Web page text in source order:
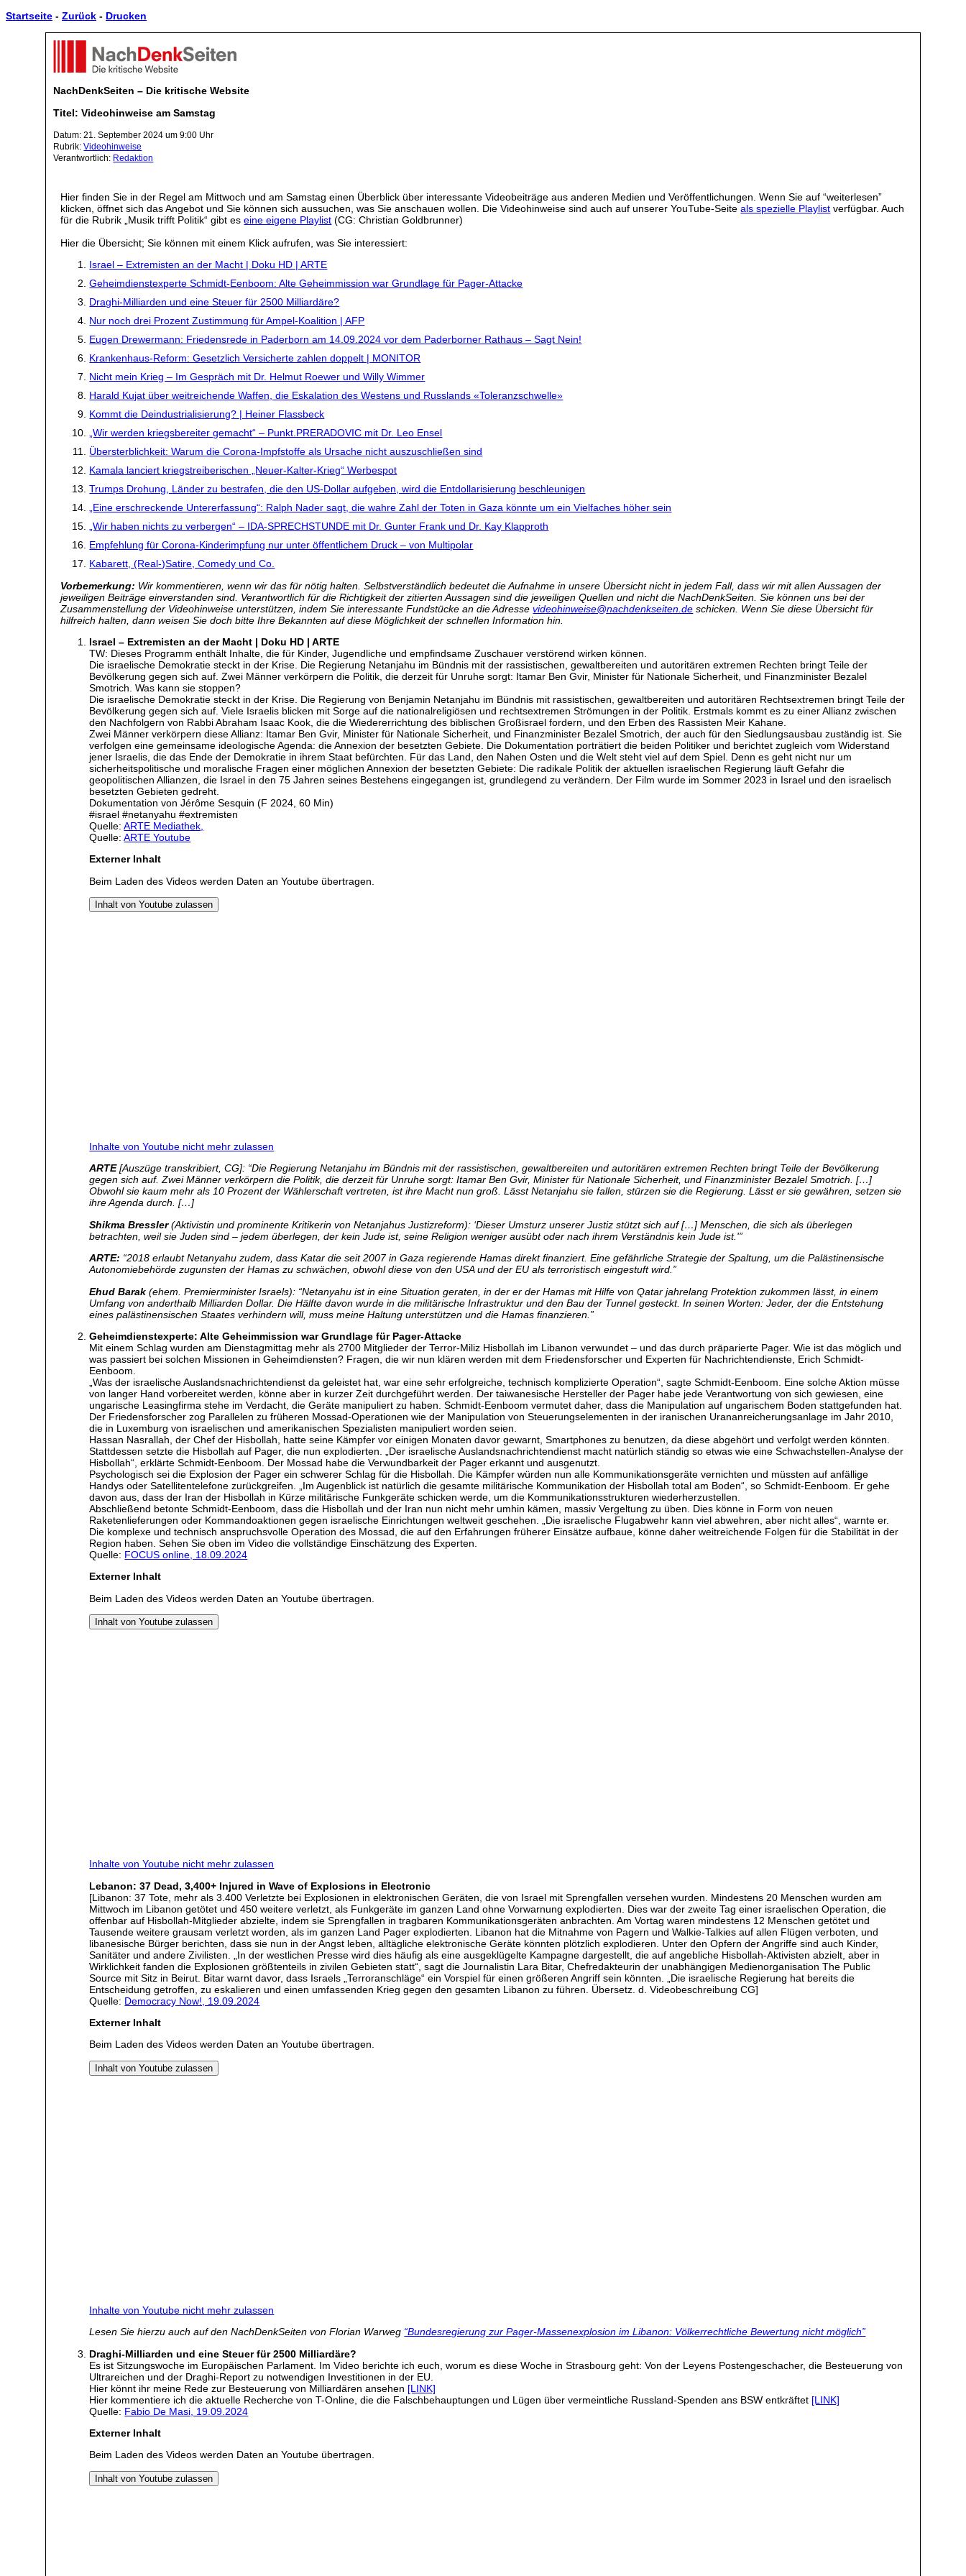
Startseite - Zurück - Drucken
NachDenkSeiten – Die kritische Website
Titel: Videohinweise am Samstag
Datum: 21. September 2024 um 9:00 Uhr
Rubrik:Videohinweise
Verantwortlich: Redaktion
Hier finden Sie in der Regel am Mittwoch und am Samstag einen Überblick über interessante Videobeiträge aus anderen Medien und Veröffentlichungen. Wenn Sie auf “weiterlesen”
klicken, öffnet sich das Angebot und Sie können sich aussuchen, was Sie anschauen wollen. Die Videohinweise sind auch auf unserer YouTube-Seiteals spezielle Playlist verfügbar. Auch
für die Rubrik „Musik trifft Politik“ gibt eseine eigene Playlist (CG: Christian Goldbrunner)
Hier die Übersicht; Sie können mit einem Klick aufrufen, was Sie interessiert:
Israel – Extremisten an der Macht | Doku HD | ARTE
Geheimdienstexperte Schmidt-Eenboom: Alte Geheimmission war Grundlage für Pager-Attacke
Draghi-Milliarden und eine Steuer für 2500 Milliardäre?
Nur noch drei Prozent Zustimmung für Ampel-Koalition | AFP
Eugen Drewermann: Friedensrede in Paderborn am 14.09.2024 vor dem Paderborner Rathaus – Sagt Nein!
Krankenhaus-Reform: Gesetzlich Versicherte zahlen doppelt | MONITOR
Nicht mein Krieg – Im Gespräch mit Dr. Helmut Roewer und Willy Wimmer
Harald Kujat über weitreichende Waffen, die Eskalation des Westens und Russlands «Toleranzschwelle»
Kommt die Deindustrialisierung? | Heiner Flassbeck
„Wir werden kriegsbereiter gemacht“ – Punkt.PRERADOVIC mit Dr. Leo Ensel
Übersterblichkeit: Warum die Corona-Impfstoffe als Ursache nicht auszuschließen sind
Kamala lanciert kriegstreiberischen „Neuer-Kalter-Krieg“ Werbespot
Trumps Drohung, Länder zu bestrafen, die den US-Dollar aufgeben, wird die Entdollarisierung beschleunigen
„Eine erschreckende Untererfassung“: Ralph Nader sagt, die wahre Zahl der Toten in Gaza könnte um ein Vielfaches höher sein
„Wir haben nichts zu verbergen“ – IDA-SPRECHSTUNDE mit Dr. Gunter Frank und Dr. Kay Klapproth
Empfehlung für Corona-Kinderimpfung nur unter öffentlichem Druck – von Multipolar
Kabarett, (Real-)Satire, Comedy und Co.
Vorbemerkung: Wir kommentieren, wenn wir das für nötig halten. Selbstverständlich bedeutet die Aufnahme in unsere Übersicht nicht in jedem Fall, dass wir mit allen Aussagen der
jeweiligen Beiträge einverstanden sind. Verantwortlich für die Richtigkeit der zitierten Aussagen sind die jeweiligen Quellen und nicht die NachDenkSeiten. Sie können uns bei der
Zusammenstellung der Videohinweise unterstützen, indem Sie interessante Fundstücke an die Adressevideohinweise@nachdenkseiten.de schicken. Wenn Sie diese Übersicht für
hilfreich halten, dann weisen Sie doch bitte Ihre Bekannten auf diese Möglichkeit der schnellen Information hin.
Israel – Extremisten an der Macht | Doku HD | ARTE
TW: Dieses Programm enthält Inhalte, die für Kinder, Jugendliche und empfindsame Zuschauer verstörend wirken können.
Die israelische Demokratie steckt in der Krise. Die Regierung Netanjahu im Bündnis mit der rassistischen, gewaltbereiten und autoritären extremen Rechten bringt Teile der
Bevölkerung gegen sich auf. Zwei Männer verkörpern die Politik, die derzeit für Unruhe sorgt: Itamar Ben Gvir, Minister für Nationale Sicherheit, und Finanzminister Bezalel
Smotrich. Was kann sie stoppen?
Die israelische Demokratie steckt in der Krise. Die Regierung von Benjamin Netanjahu im Bündnis mit rassistischen, gewaltbereiten und autoritären Rechtsextremen bringt Teile der
Bevölkerung gegen sich auf. Viele Israelis blicken mit Sorge auf die nationalreligiösen und rechtsextremen Strömungen in der Politik. Erstmals kommt es zu einer Allianz zwischen
den Nachfolgern von Rabbi Abraham Isaac Kook, die die Wiedererrichtung des biblischen Großisrael fordern, und den Erben des Rassisten Meir Kahane.
Zwei Männer verkörpern diese Allianz: Itamar Ben Gvir, Minister für Nationale Sicherheit, und Finanzminister Bezalel Smotrich, der auch für den Siedlungsausbau zuständig ist. Sie
verfolgen eine gemeinsame ideologische Agenda: die Annexion der besetzten Gebiete. Die Dokumentation porträtiert die beiden Politiker und berichtet zugleich vom Widerstand
jener Israelis, die das Ende der Demokratie in ihrem Staat befürchten. Für das Land, den Nahen Osten und die Welt steht viel auf dem Spiel. Denn es geht nicht nur um
sicherheitspolitische und moralische Fragen einer möglichen Annexion der besetzten Gebiete: Die radikale Politik der aktuellen israelischen Regierung läuft Gefahr die
geopolitischen Allianzen, die Israel in den 75 Jahren seines Bestehens eingegangen ist, grundlegend zu verändern. Der Film wurde im Sommer 2023 in Israel und den israelisch
besetzten Gebieten gedreht.
Dokumentation von Jérôme Sesquin (F 2024, 60 Min)
#israel #netanyahu #extremisten
Quelle:ARTE Mediathek,
Quelle:ARTE Youtube
Externer Inhalt
Beim Laden des Videos werden Daten an Youtube übertragen.
Inhalt von Youtube zulassen
Inhalte von Youtube nicht mehr zulassen
ARTE[Auszüge transkribiert, CG]: “Die Regierung Netanjahu im Bündnis mit der rassistischen, gewaltbereiten und autoritären extremen Rechten bringt Teile der Bevölkerung
gegen sich auf. Zwei Männer verkörpern die Politik, die derzeit für Unruhe sorgt: Itamar Ben Gvir, Minister für Nationale Sicherheit, und Finanzminister Bezalel Smotrich. […]
Obwohl sie kaum mehr als 10 Prozent der Wählerschaft vertreten, ist ihre Macht nun groß. Lässt Netanjahu sie fallen, stürzen sie die Regierung. Lässt er sie gewähren, setzen sie
ihre Agenda durch. […]
Shikma Bressler(Aktivistin und prominente Kritikerin von Netanjahus Justizreform): ‘Dieser Umsturz unserer Justiz stützt sich auf […] Menschen, die sich als überlegen
betrachten, weil sie Juden sind – jedem überlegen, der kein Jude ist, seine Religion weniger ausübt oder nach ihrem Verständnis kein Jude ist.'”
ARTE: “2018 erlaubt Netanyahu zudem, dass Katar die seit 2007 in Gaza regierende Hamas direkt finanziert. Eine gefährliche Strategie der Spaltung, um die Palästinensische
Autonomiebehörde zugunsten der Hamas zu schwächen, obwohl diese von den USA und der EU als terroristisch eingestuft wird.”
Ehud Barak (ehem. Premierminister Israels): “Netanyahu ist in eine Situation geraten, in der er der Hamas mit Hilfe von Qatar jahrelang Protektion zukommen lässt, in einem
Umfang von anderthalb Milliarden Dollar. Die Hälfte davon wurde in die militärische Infrastruktur und den Bau der Tunnel gesteckt. In seinen Worten: Jeder, der die Entstehung
eines palästinensischen Staates verhindern will, muss meine Haltung unterstützen und die Hamas finanzieren.”
Geheimdienstexperte: Alte Geheimmission war Grundlage für Pager-Attacke
Mit einem Schlag wurden am Dienstagmittag mehr als 2700 Mitglieder der Terror-Miliz Hisbollah im Libanon verwundet – und das durch präparierte Pager. Wie ist das möglich und
was passiert bei solchen Missionen in Geheimdiensten? Fragen, die wir nun klären werden mit dem Friedensforscher und Experten für Nachrichtendienste, Erich Schmidt-
Eenboom.
„Was der israelische Auslandsnachrichtendienst da geleistet hat, war eine sehr erfolgreiche, technisch komplizierte Operation“, sagte Schmidt-Eenboom. Eine solche Aktion müsse
von langer Hand vorbereitet werden, könne aber in kurzer Zeit durchgeführt werden. Der taiwanesische Hersteller der Pager habe jede Verantwortung von sich gewiesen, eine
ungarische Leasingfirma stehe im Verdacht, die Geräte manipuliert zu haben. Schmidt-Eenboom vermutet daher, dass die Manipulation auf ungarischem Boden stattgefunden hat.
Der Friedensforscher zog Parallelen zu früheren Mossad-Operationen wie der Manipulation von Steuerungselementen in der iranischen Urananreicherungsanlage im Jahr 2010,
die in Luxemburg von israelischen und amerikanischen Spezialisten manipuliert worden seien.
Hassan Nasrallah, der Chef der Hisbollah, hatte seine Kämpfer vor einigen Monaten davor gewarnt, Smartphones zu benutzen, da diese abgehört und verfolgt werden könnten.
Stattdessen setzte die Hisbollah auf Pager, die nun explodierten. „Der israelische Auslandsnachrichtendienst macht natürlich ständig so etwas wie eine Schwachstellen-Analyse der
Hisbollah“, erklärte Schmidt-Eenboom. Der Mossad habe die Verwundbarkeit der Pager erkannt und ausgenutzt.
Psychologisch sei die Explosion der Pager ein schwerer Schlag für die Hisbollah. Die Kämpfer würden nun alle Kommunikationsgeräte vernichten und müssten auf anfällige
Handys oder Satellitentelefone zurückgreifen. „Im Augenblick ist natürlich die gesamte militärische Kommunikation der Hisbollah total am Boden“, so Schmidt-Eenboom. Er gehe
davon aus, dass der Iran der Hisbollah in Kürze militärische Funkgeräte schicken werde, um die Kommunikationsstrukturen wiederherzustellen.
Abschließend betonte Schmidt-Eenboom, dass die Hisbollah und der Iran nun nicht mehr umhin kämen, massiv Vergeltung zu üben. Dies könne in Form von neuen
Raketenlieferungen oder Kommandoaktionen gegen israelische Einrichtungen weltweit geschehen. „Die israelische Flugabwehr kann viel abwehren, aber nicht alles“, warnte er.
Die komplexe und technisch anspruchsvolle Operation des Mossad, die auf den Erfahrungen früherer Einsätze aufbaue, könne daher weitreichende Folgen für die Stabilität in der
Region haben. Sehen Sie oben im Video die vollständige Einschätzung des Experten.
Quelle: FOCUS online, 18.09.2024
Externer Inhalt
Beim Laden des Videos werden Daten an Youtube übertragen.
Inhalt von Youtube zulassen
Inhalte von Youtube nicht mehr zulassen
Lebanon: 37 Dead, 3,400+ Injured in Wave of Explosions in Electronic
[Libanon: 37 Tote, mehr als 3.400 Verletzte bei Explosionen in elektronischen Geräten, die von Israel mit Sprengfallen versehen wurden. Mindestens 20 Menschen wurden am
Mittwoch im Libanon getötet und 450 weitere verletzt, als Funkgeräte im ganzen Land ohne Vorwarnung explodierten. Dies war der zweite Tag einer israelischen Operation, die
offenbar auf Hisbollah-Mitglieder abzielte, indem sie Sprengfallen in tragbaren Kommunikationsgeräten anbrachten. Am Vortag waren mindestens 12 Menschen getötet und
Tausende weitere grausam verletzt worden, als im ganzen Land Pager explodierten. Libanon hat die Mitnahme von Pagern und Walkie-Talkies auf allen Flügen verboten, und
libanesische Bürger berichten, dass sie nun in der Angst leben, alltägliche elektronische Geräte könnten plötzlich explodieren. Unter den Opfern der Angriffe sind auch Kinder,
Sanitäter und andere Zivilisten. „In der westlichen Presse wird dies häufig als eine ausgeklügelte Kampagne dargestellt, die auf angebliche Hisbollah-Aktivisten abzielt, aber in
Wirklichkeit fanden die Explosionen größtenteils in zivilen Gebieten statt“, sagt die Journalistin Lara Bitar, Chefredakteurin der unabhängigen Medienorganisation The Public
Source mit Sitz in Beirut. Bitar warnt davor, dass Israels „Terroranschläge“ ein Vorspiel für einen größeren Angriff sein könnten. „Die israelische Regierung hat bereits die
Entscheidung getroffen, zu eskalieren und einen umfassenden Krieg gegen den gesamten Libanon zu führen. Übersetz. d. Videobeschreibung CG]
Quelle: Democracy Now!, 19.09.2024
Externer Inhalt
Beim Laden des Videos werden Daten an Youtube übertragen.
Inhalt von Youtube zulassen
Inhalte von Youtube nicht mehr zulassen
Lesen Sie hierzu auch auf den NachDenkSeiten von Florian Warweg “Bundesregierung zur Pager-Massenexplosion im Libanon: Völkerrechtliche Bewertung nicht möglich”
Draghi-Milliarden und eine Steuer für 2500 Milliardäre?
Es ist Sitzungswoche im Europäischen Parlament. Im Video berichte ich euch, worum es diese Woche in Strasbourg geht: Von der Leyens Postengeschacher, die Besteuerung von
Ultrareichen und der Draghi-Report zu notwendigen Investitionen in der EU.
Hier könnt ihr meine Rede zur Besteuerung von Milliardären ansehen [LINK]
Hier kommentiere ich die aktuelle Recherche von T-Online, die die Falschbehauptungen und Lügen über vermeintliche Russland-Spenden ans BSW entkräftet [LINK]
Quelle: Fabio De Masi, 19.09.2024
Externer Inhalt
Beim Laden des Videos werden Daten an Youtube übertragen.
Inhalt von Youtube zulassen